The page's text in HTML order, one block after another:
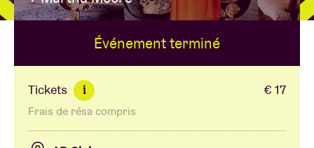
Location de salles
BRDCST
ABtv
Événement terminé
Tickets i € 17
Frais de résa compris